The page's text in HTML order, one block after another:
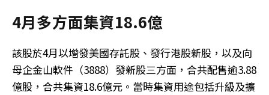
4月多方面集資18.6億
該股於4月以增發美國存託股、發行港股新股，以及向
母企金山軟件（3888）發新股三方面，合共配售逾3.88
億股，合共集資18.6億元。當時集資用途包括升級及擴